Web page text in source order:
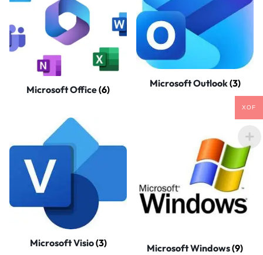
Microsoft Office(6)
Microsoft Outlook(3)
Microsoft Visio(3) Microsoft Windows(9)
XOF